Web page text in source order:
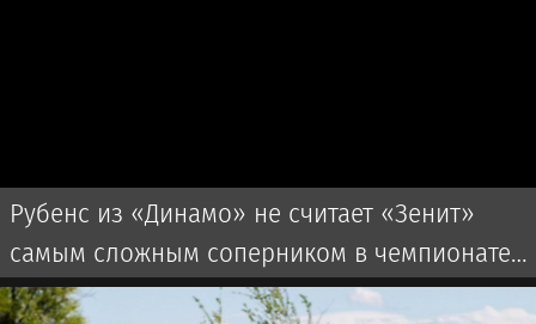
Рубенс из «Динамо» не считает «Зенит»
самым сложным соперником в чемпионате
России